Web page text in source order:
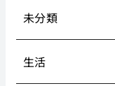
未分類
生活